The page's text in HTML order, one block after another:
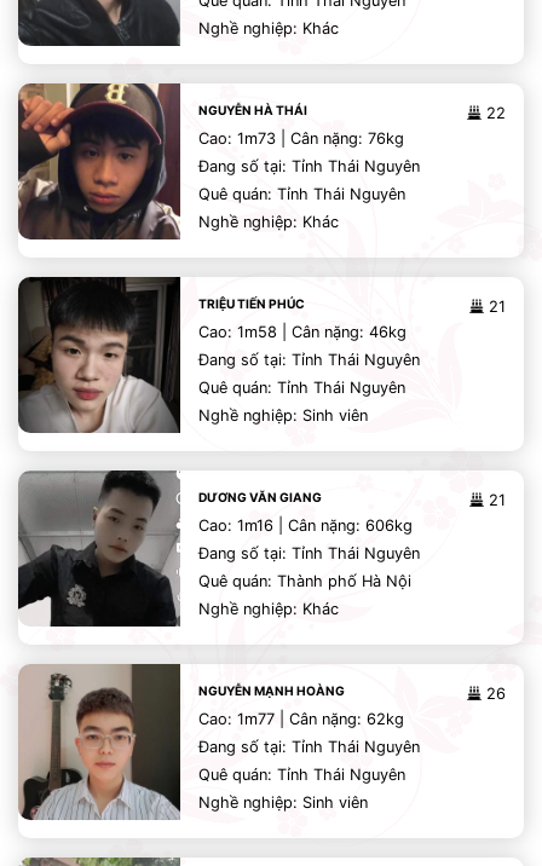
Nghề nghiệp: Khác
22
NGUYỄN HÀ THÁI
Cao: 1m73 | Cân nặng: 76kg
Đang số tại: Tỉnh Thái Nguyên
Quê quán: Tỉnh Thái Nguyên
Nghề nghiệp: Khác
21
TRIỆU TIẾN PHÚC
Cao: 1m58 | Cân nặng: 46kg
Đang số tại: Tỉnh Thái Nguyên
Quê quán: Tỉnh Thái Nguyên
Nghề nghiệp: Sinh viên
21
DƯƠNG VĂN GIANG
Cao: 1m16 | Cân nặng: 606kg
Đang số tại: Tỉnh Thái Nguyên
Quê quán: Thành phố Hà Nội
Nghề nghiệp: Khác
26
NGUYỄN MẠNH HOÀNG
Cao: 1m77 | Cân nặng: 62kg
Đang số tại: Tỉnh Thái Nguyên
Quê quán: Tỉnh Thái Nguyên
Nghề nghiệp: Sinh viên